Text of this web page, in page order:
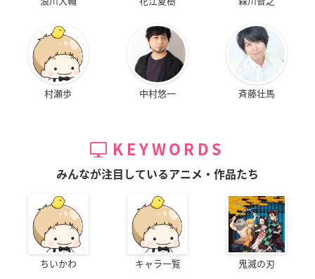
村瀬歩 中村悠一 斉藤壮馬
KEYWORDS
みんなが注目しているアニメ・作品たち
ちいかわ キャラ一覧 鬼滅の刃